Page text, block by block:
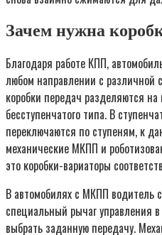
Зачем нужна
Благодаря работе КПП,
любом направлении с различной
коробки передач разделяются
бесступенчатого типа. В
переключаются по ступеням, к
механические МКПП и
это коробки-вариаторы
В автомобилях с МКПП водитель
специальный рычаг управления
выбрать заданную передачу.